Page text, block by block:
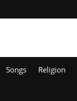
Songs Religion